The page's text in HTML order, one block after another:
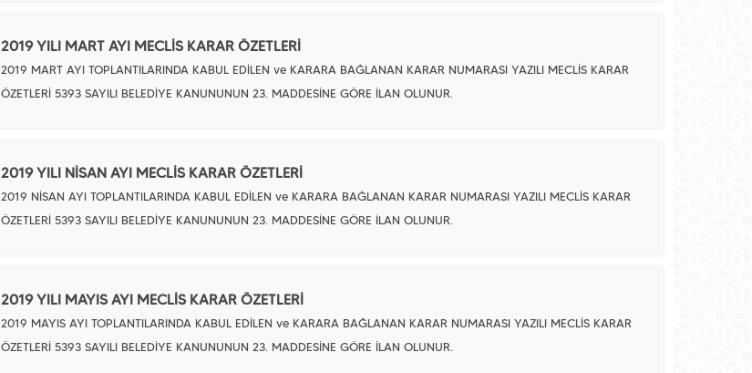
2019 YILI MART AYI MECLİS KARAR ÖZETLERİ
2019 MART AYI TOPLANTILARINDA KABUL EDİLEN ve KARARA BAĞLANAN KARAR NUMARASI YAZILI MECLİS KARAR
ÖZETLERİ 5393 SAYILI BELEDİYE KANUNUNUN 23. MADDESİNE GÖRE İLAN OLUNUR.
2019 YILI NİSAN AYI MECLİS KARAR ÖZETLERİ
2019 NİSAN AYI TOPLANTILARINDA KABUL EDİLEN ve KARARA BAĞLANAN KARAR NUMARASI YAZILI MECLİS KARAR
ÖZETLERİ 5393 SAYILI BELEDİYE KANUNUNUN 23. MADDESİNE GÖRE İLAN OLUNUR.
2019 YILI MAYIS AYI MECLİS KARAR ÖZETLERİ
2019 MAYIS AYI TOPLANTILARINDA KABUL EDİLEN ve KARARA BAĞLANAN KARAR NUMARASI YAZILI MECLİS KARAR
ÖZETLERİ 5393 SAYILI BELEDİYE KANUNUNUN 23. MADDESİNE GÖRE İLAN OLUNUR.